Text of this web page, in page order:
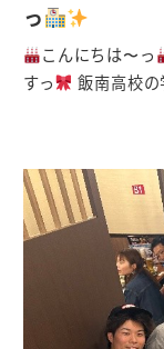
っ
こんにちは〜っ
すっ
飯南高校